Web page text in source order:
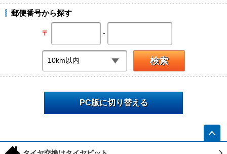
郵便番号から探す
〒 -
PC版に切り替える